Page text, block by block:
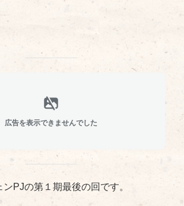
広告を表示できませんでした
PJの第１期最後の回です。